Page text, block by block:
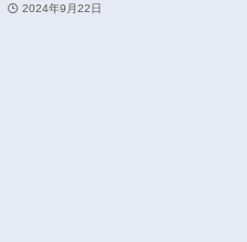
2024年9月22日